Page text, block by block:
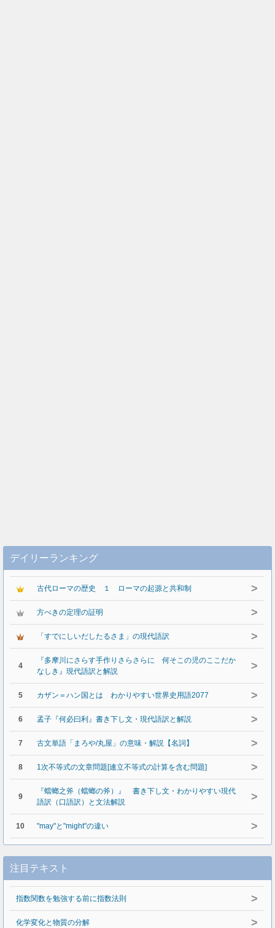
デイリーランキング
古代ローマの歴史 １ ローマの起源と共和制 >
方べきの定理の証明 >
「すでにしいだしたるさま」の現代語訳 >
4
『多摩川にさらす手作りさらさらに 何そこの児のここだか
なしき』現代語訳と解説
>
5 カザン＝ハン国とは わかりやすい世界史用語2077 >
6 孟子『何必曰利』書き下し文・現代語訳と解説 >
7 古文単語「まろや/丸屋」の意味・解説【名詞】 >
8 1次不等式の文章問題[連立不等式の計算を含む問題] >
9
『蟷螂之斧（蟷螂の斧）』 書き下し文・わかりやすい現代
語訳（口語訳）と文法解説
>
10 "may"と"might"の違い >
注目テキスト
指数関数を勉強する前に指数法則 >
化学変化と物質の分解 >